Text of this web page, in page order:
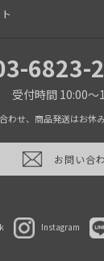
6823-
受付時間 10:00～
わせ、商品発送はお休
お問い合
Instagram